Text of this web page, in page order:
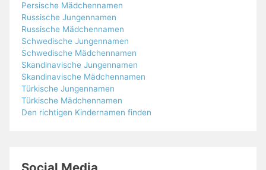
Persische Mädchennamen
Russische Jungennamen
Russische Mädchennamen
Schwedische Jungennamen
Schwedische Mädchennamen
Skandinavische Jungennamen
Skandinavische Mädchennamen
Türkische Jungennamen
Türkische Mädchennamen
Den richtigen Kindernamen finden